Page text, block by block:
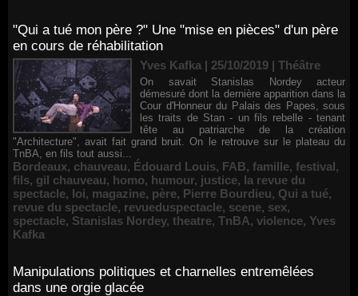
"Qui a tué mon père ?" Une "mise en pièces" d'un père
en cours de réhabilitation
Yves Kafka | 25/10/2019 | Théâtre
On savait Stanislas Nordey acteur
démesuré dont la dernière apparition dans la
Cour d'Honneur du Palais des Papes, sous
les traits de Stan - un fils rebelle - tenant
tête au patriarche de la création
"Architecture", avait fait grand bruit. On le retrouve sur le plateau du
TnBA, en fils tout aussi...
Bordeaux, chauveau, Édouard Louis, FAB, famille, festival,
fils, gil chauveau, homo, humour, justice, la revue du
spectacle, loi, magazine, père, Pierre Bourdieu, Qui a tué,
revue du spectacle, revueduspectacle, scene, sex,
spectacle, Stanislas Nordey, theatre, TnBA, violence, Yves
Kafka
Manipulations politiques et charnelles entremêlées
dans une orgie glacée